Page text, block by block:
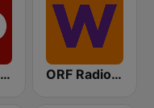
ORF Radio Oberösterreich ORF Radio Wien